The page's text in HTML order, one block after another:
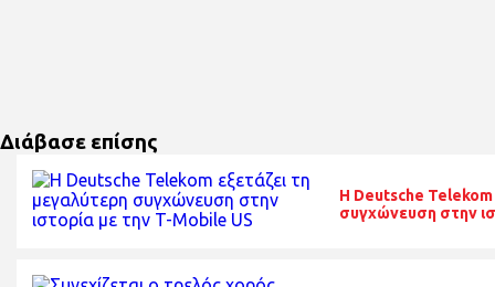
Διάβασε επίσης
Η Deutsche Telekom
συγχώνευση στην